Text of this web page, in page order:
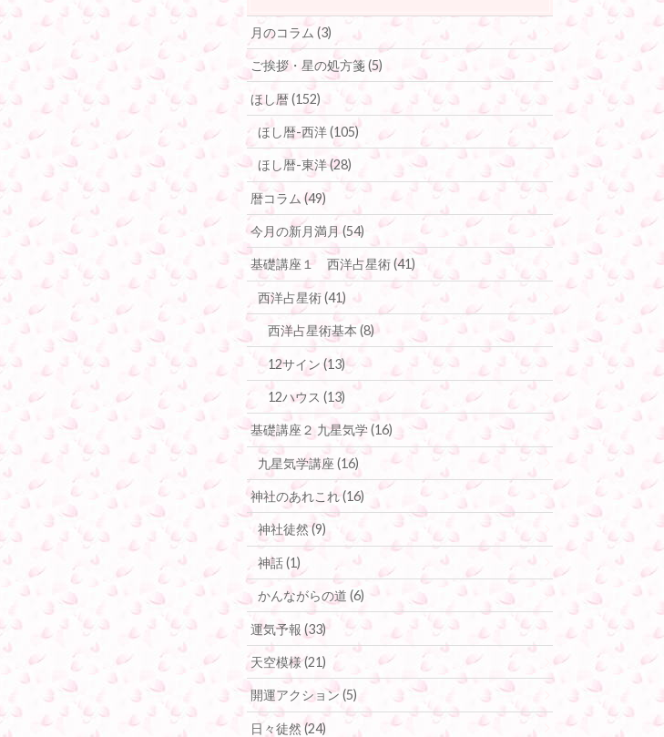
月のコラム(3)
ご挨拶・星の処方箋(5)
ほし暦(152)
ほし暦-西洋(105)
ほし暦-東洋(28)
暦コラム(49)
今月の新月満月(54)
基礎講座１ 西洋占星術(41)
西洋占星術(41)
西洋占星術基本(8)
12サイン(13)
12ハウス(13)
基礎講座２ 九星気学(16)
九星気学講座 (16)
神社のあれこれ(16)
神社徒然(9)
神話(1)
かんながらの道 (6)
運気予報(33)
天空模様(21)
開運アクション(5)
日々徒然(24)